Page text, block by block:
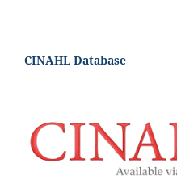
CINAHL Database